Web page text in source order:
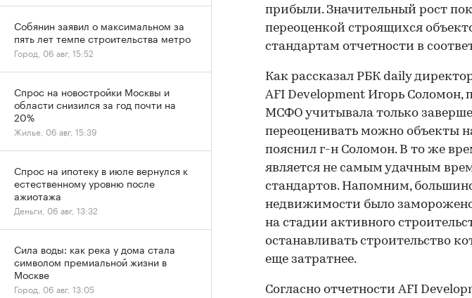
прибыли. Значительный рост
переоценкой строящихся
стандартам отчетности в
Как рассказал РБК daily
AFI Development Игорь Соломон,
МСФО учитывала только
переоценивать можно объекты
пояснил г-н Соломон. В то же
является не самым удачным
стандартов. Напомним,
недвижимости было
на стадии активного
останавливать строительство
еще затратнее.
Согласно отчетности AFI
Собянин заявил о максимальном за
пять лет темпе строительства метро
Город, 06 авг, 15:52
Спрос на новостройки Москвы и
области снизился за год почти на
20%
Жилье, 06 авг, 15:39
Спрос на ипотеку в июле вернулся к
естественному уровню после
ажиотажа
Деньги, 06 авг, 13:32
Сила воды: как река у дома стала
символом премиальной жизни в
Москве
Город, 06 авг, 13:05